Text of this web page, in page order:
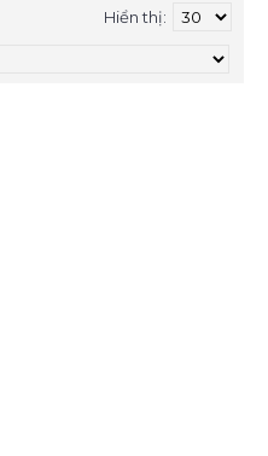
Hiển thị: